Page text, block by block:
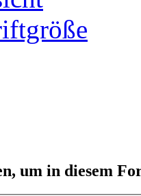
um in diesem